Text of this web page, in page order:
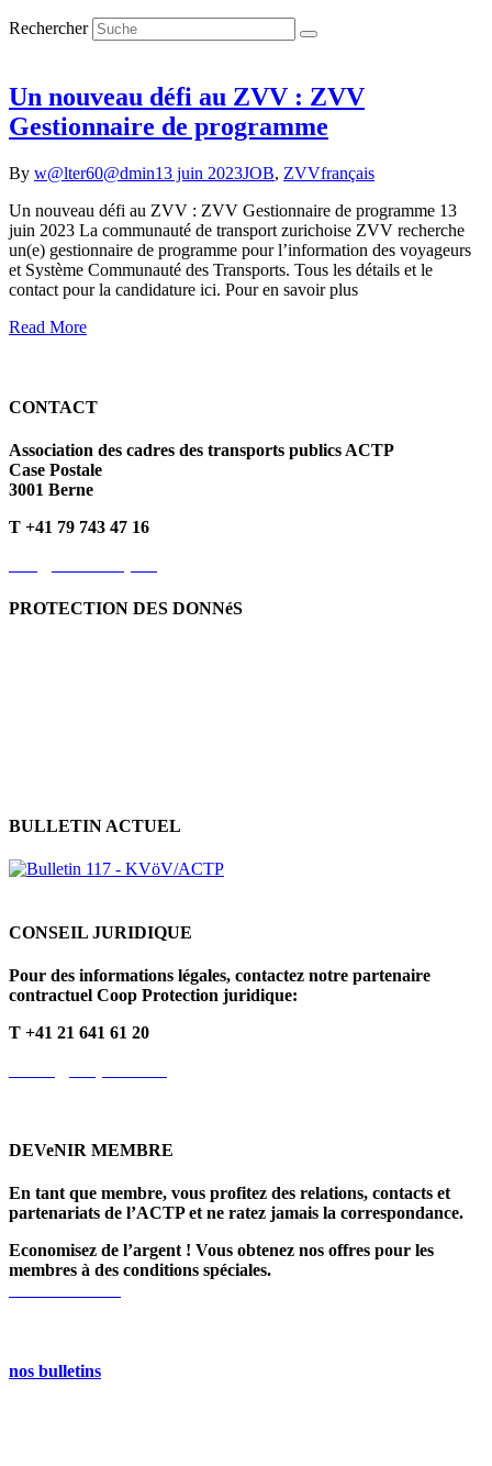
Rechercher
Un nouveau défi au ZVV : ZVV
Gestionnaire de programme
By w@lter60@dmin13 juin 2023JOB, ZVVfrançais
Un nouveau défi au ZVV : ZVV Gestionnaire de programme 13
juin 2023 La communauté de transport zurichoise ZVV recherche
un(e) gestionnaire de programme pour l’information des voyageurs
et Système Communauté des Transports. Tous les détails et le
contact pour la candidature ici. Pour en savoir plus
Read More
CONTACT
Association des cadres des transports publics ACTP
Case Postale
3001 Berne
T +41 79 743 47 16
PROTECTION DES DONNéS
BULLETIN ACTUEL
CONSEIL JURIDIQUE
Pour des informations légales, contactez notre partenaire
contractuel Coop Protection juridique:
T +41 21 641 61 20
DEVeNIR MEMBRE
En tant que membre, vous profitez des relations, contacts et
partenariats de l’ACTP et ne ratez jamais la correspondance.
Economisez de l’argent ! Vous obtenez nos offres pour les
membres à des conditions spéciales.
nos bulletins